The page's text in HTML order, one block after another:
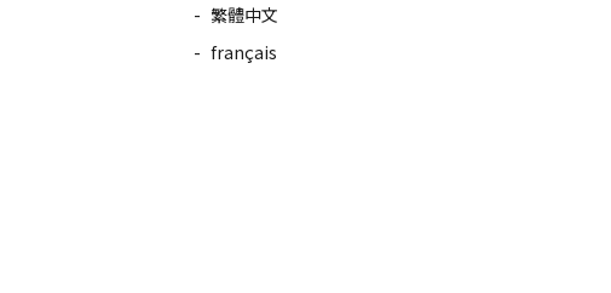
繁體中文
français